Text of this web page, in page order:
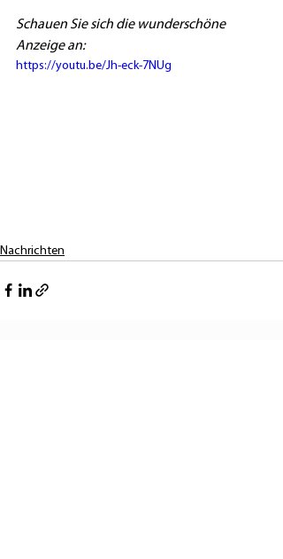
Schauen Sie sich die wunderschöne
Anzeige an:
https://youtu.be/Jh-eck-7NUg
Nachrichten